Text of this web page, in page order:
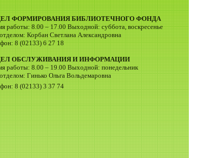
ФОРМИРОВАНИЯ БИБЛИОТЕЧНОГО ФОНДА
работы: 8.00 – 17.00 Выходной: суббота, воскресенье
Корбан Светлана Александровна
8 (02133) 6 27 18
ОБСЛУЖИВАНИЯ И ИНФОРМАЦИИ
работы: 8.00 – 19.00 Выходной: понедельник
Гинько Ольга Вольдемаровна
8 (02133) 3 37 74